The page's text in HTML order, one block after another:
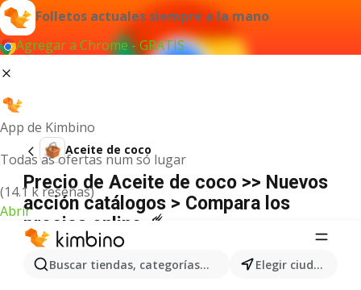
Folletos actuales siempre a la mano
Agregar a Chrome - GRATIS
App de Kimbino
Todas as ofertas num só lugar
(14.1 k reseñas)
Abrir
Buscar tiendas, categorías, productos... Elegir ciudad
Aceite de coco
Precio de Aceite de coco >> Nuevos
acción catálogos > Compara los
precios online ☄️